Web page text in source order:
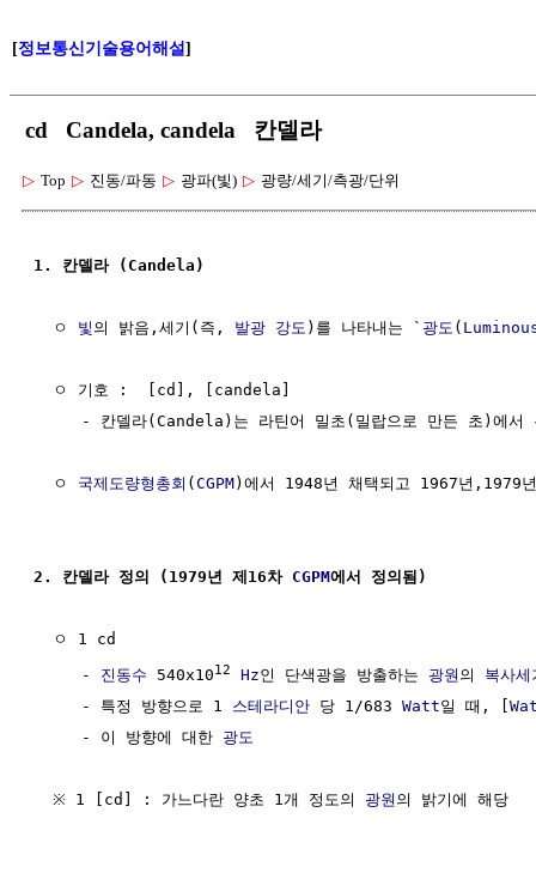
[정보통신기술용어해설]
cd Candela, candela 칸델라
▷ Top ▷ 진동/파동 ▷ 광파(빛) ▷ 광량/세기/측광/단위
1. 칸델라 (Candela)
  ㅇ
빛 의 밝음,세기(즉, 발광 강도 )를 나타내는 ` 광도 (
  ㅇ 기호 :  [cd], [candela]
- 칸델라(Candela)는 라틴어 밀초(밀랍으로 만든 초)에서
  ㅇ
국제도량형총회 (CGPM)에서 1948년 채택되고 1967년,1979
2. 칸델라 정의 (1979년 제16차 CGPM에서 정의됨)
  ㅇ 1 cd
     -
진동수 540x1012 Hz인 단색광을 방출하는 광원 의 복사세
     - 특정 방향으로 1
스테라디안 당 1/683 Watt일 때, [
     - 이 방향에 대한
광도
  ※ 1 [cd] : 가느다란 양초 1개 정도의
광원 의 밝기에 해당